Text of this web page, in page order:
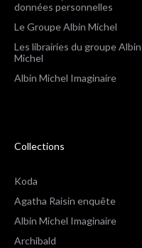
données personnelles
Le Groupe Albin Michel
Les librairies du groupe Albin
Michel
Albin Michel Imaginaire
Collections
Koda
Agatha Raisin enquête
Albin Michel Imaginaire
Archibald